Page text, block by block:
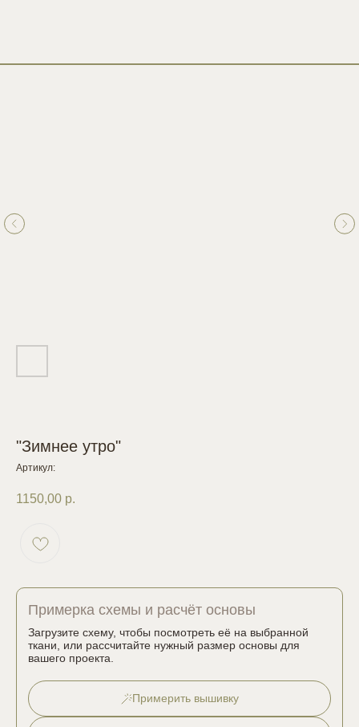
"Зимнее утро"
Артикул:
1150,00 р.
Примерка схемы и расчёт основы
Загрузите схему, чтобы посмотреть её на выбранной
ткани, или рассчитайте нужный размер основы для
вашего проекта.
Примерить вышивку